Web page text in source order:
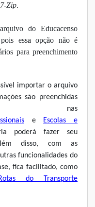
7-Zip.
do Educacenso
essa opção não é
para preenchimento
importar o arquivo
são preenchidas
nas
e Escolas e
poderá fazer seu
disso, com as
funcionalidades do
fica facilitado, como
do Transporte